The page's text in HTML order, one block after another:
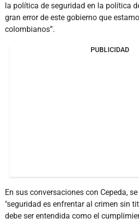
la política de seguridad en la política
gran error de este gobierno que
colombianos”.
PUBLICIDAD
En sus conversaciones con Cepeda,
"seguridad es enfrentar al crimen sin
debe ser entendida como el